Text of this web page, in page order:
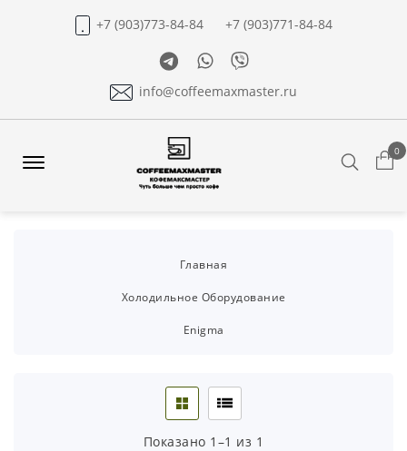
+7 (903)773-84-84
+7 (903)771-84-84
TelegramWhatsapp
Viber
info@coffeemaxmaster.ru
0
Главная
Холодильное Оборудование
Enigma
Показано 1–1 из 1